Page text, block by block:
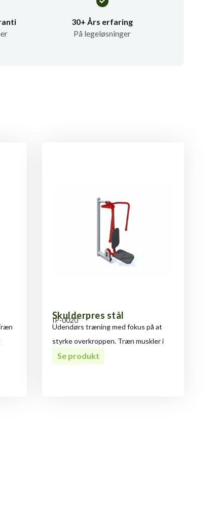
30+ Års erfaring
På legeløsninger
Skulderpres stål
IP-0020
Udendørs træning med fokus på at
styrke overkroppen. Træn muskler i
bryst,
Se produkt